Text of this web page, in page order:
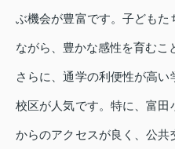
ぶ機会が豊富です。子ども
ながら、豊かな感性を育むこ
さらに、通学の利便性が高
校区が人気です。特に、富
からのアクセスが良く、公共